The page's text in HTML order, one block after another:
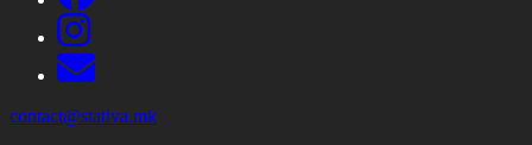
contact@stativa.mk